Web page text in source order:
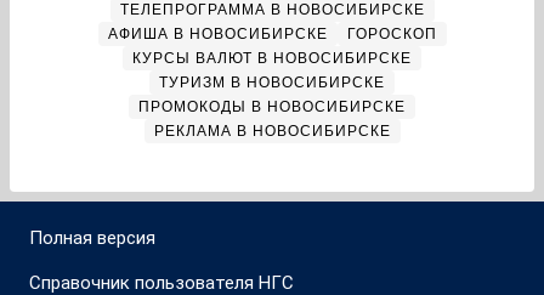
ТЕЛЕПРОГРАММА В НОВОСИБИРСКЕ
АФИША В НОВОСИБИРСКЕ
ГОРОСКОП
КУРСЫ ВАЛЮТ В НОВОСИБИРСКЕ
ТУРИЗМ В НОВОСИБИРСКЕ
ПРОМОКОДЫ В НОВОСИБИРСКЕ
РЕКЛАМА В НОВОСИБИРСКЕ
Полная версия
Справочник пользователя НГС